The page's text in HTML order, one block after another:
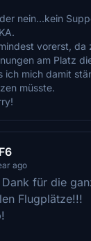
nein...kein
vorerst, da
am Platz
ich mich damit
müsste.
ago
für die
Flugplätze!!!